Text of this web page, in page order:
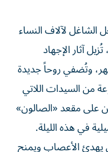
لآلاف النساء
آثار الإجهاد
وتُضفي روحاً جديدة
من السيدات اللاتي
على مقعد «الصالون»
في هذه الليلة.
يهدئ الأعصاب ويمنح